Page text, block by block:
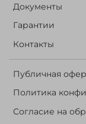
Документы
Гарантии
Контакты
Публичная
Политика
Согласие на